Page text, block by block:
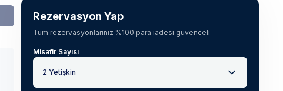
Tüm fotoğrafları gör
Rezervasyon Yap
Tüm rezervasyonlarınız %100 para iadesi güvenceli
Misafir Sayısı
2 Yetişkin